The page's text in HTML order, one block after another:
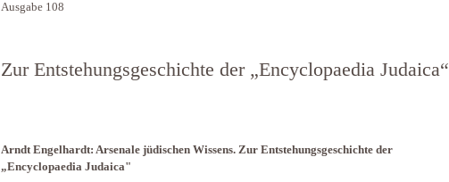
Ausgabe 108
Zur Entstehungsgeschichte der „Encyclopaedia Judaica“
Arndt Engelhardt: Arsenale jüdischen Wissens. Zur Entstehungsgeschichte der
„Encyclopaedia Judaica"